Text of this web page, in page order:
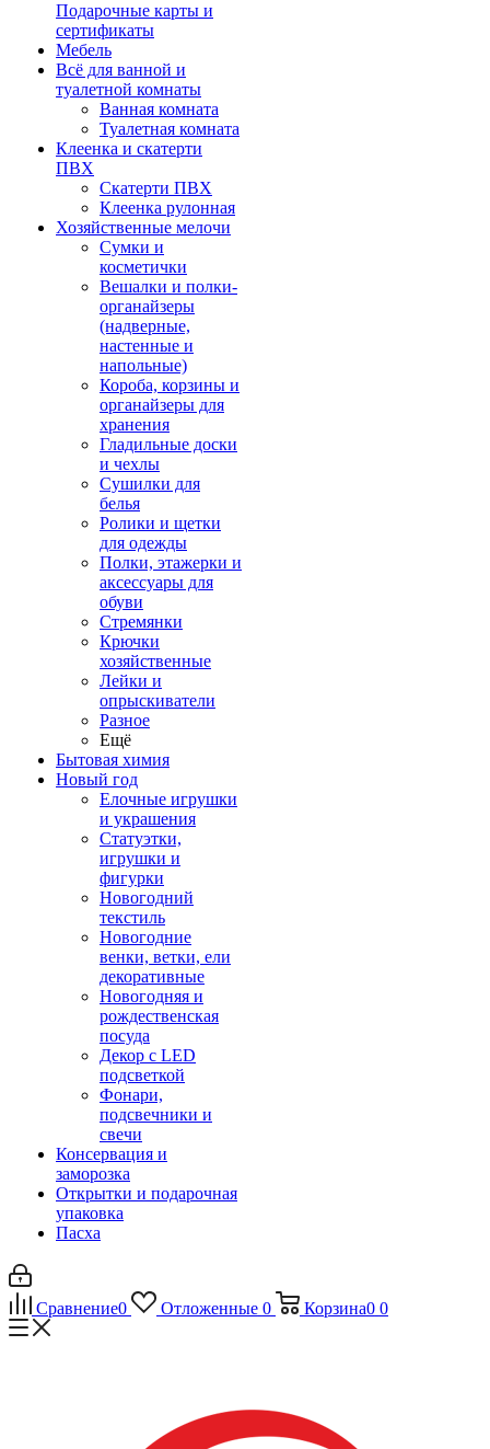
Подарочные карты и
сертификаты
Мебель
Всё для ванной и
туалетной комнаты
Ванная комната
Туалетная комната
Клеенка и скатерти
ПВХ
Скатерти ПВХ
Клеенка рулонная
Хозяйственные мелочи
Сумки и
косметички
Вешалки и полки-
органайзеры
(надверные,
настенные и
напольные)
Короба, корзины и
органайзеры для
хранения
Гладильные доски
и чехлы
Сушилки для
белья
Ролики и щетки
для одежды
Полки, этажерки и
аксессуары для
обуви
Стремянки
Крючки
хозяйственные
Лейки и
опрыскиватели
Разное
Ещё
Бытовая химия
Новый год
Елочные игрушки
и украшения
Статуэтки,
игрушки и
фигурки
Новогодний
текстиль
Новогодние
венки, ветки, ели
декоративные
Новогодняя и
рождественская
посуда
Декор с LED
подсветкой
Фонари,
подсвечники и
свечи
Консервация и
заморозка
Открытки и подарочная
упаковка
Пасха
Сравнение0 Отложенные 0 Корзина0 0